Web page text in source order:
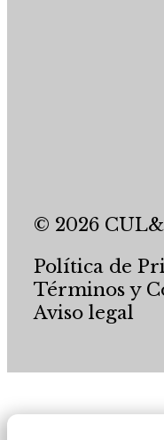
© 2026
Política de
Términos y
Aviso legal